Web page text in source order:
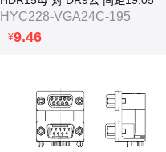
HYC228-VGA24C-195
¥9.46